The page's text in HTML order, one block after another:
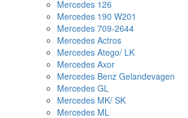
Mercedes 126
Mercedes 190 W201
Mercedes 709-2644
Mercedes Actros
Mercedes Atego/ LK
Mercedes Axor
Mercedes Benz Gelandevagen
Mercedes GL
Mercedes MK/ SK
Mercedes ML